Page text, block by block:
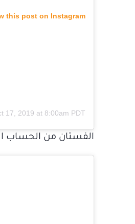
this post on Instagram
17, 2019 at 8:00am PDT
الفستان من الحساب